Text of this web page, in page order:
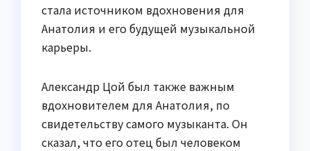
стала источником вдохновения для
Анатолия и его будущей музыкальной
карьеры.
Александр Цой был также важным
вдохновителем для Анатолия, по
свидетельству самого музыканта. Он
сказал, что его отец был человеком